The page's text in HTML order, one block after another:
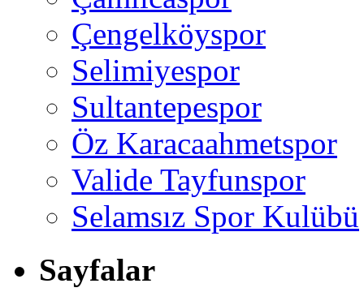
Çengelköyspor
Selimiyespor
Sultantepespor
Öz Karacaahmetspor
Valide Tayfunspor
Selamsız Spor Kulübü
Sayfalar